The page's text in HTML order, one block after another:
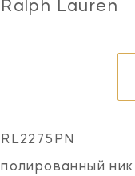
Ralph Lauren
RL2275PN
полированный